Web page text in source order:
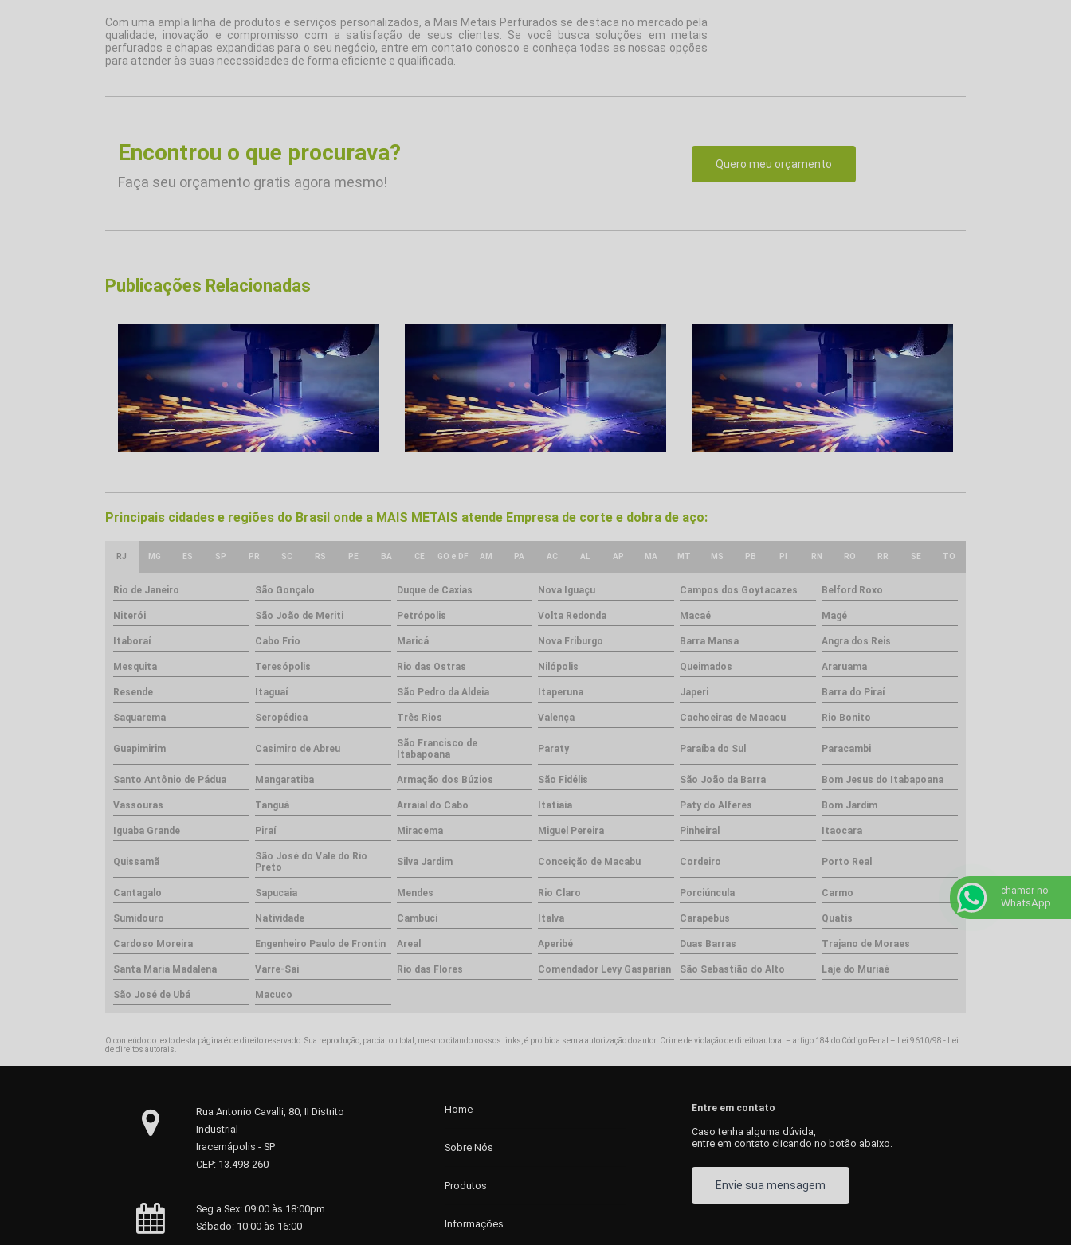
Com uma ampla linha de produtos e serviços personalizados, a Mais Metais Perfurados se destaca no mercado pela
qualidade, inovação e compromisso com a satisfação de seus clientes. Se você busca soluções em metais
perfurados e chapas expandidas para o seu negócio, entre em contato conosco e conheça todas as nossas opções
para atender às suas necessidades de forma eficiente e qualificada.
Encontrou o que procurava?
Faça seu orçamento gratis agora mesmo!
Quero meu orçamento
Publicações Relacionadas
Principais cidades e regiões do Brasil onde a MAIS METAIS atende Empresa de corte e dobra de aço:
RJ MG ES SP PR SC RS PE BA CE GO e DF AM PA AC AL AP MA MT MS PB PI RN RO RR SE TO
Rio de Janeiro São Gonçalo Duque de Caxias Nova Iguaçu Campos dos Goytacazes Belford Roxo
Niterói São João de Meriti Petrópolis Volta Redonda Macaé Magé
Itaboraí Cabo Frio Maricá Nova Friburgo Barra Mansa Angra dos Reis
Mesquita Teresópolis Rio das Ostras Nilópolis Queimados Araruama
Resende Itaguaí São Pedro da Aldeia Itaperuna Japeri Barra do Piraí
Saquarema Seropédica Três Rios Valença Cachoeiras de Macacu Rio Bonito
Guapimirim Casimiro de Abreu
São Francisco de
Itabapoana
Paraty Paraíba do Sul Paracambi
Santo Antônio de Pádua Mangaratiba Armação dos Búzios São Fidélis São João da Barra Bom Jesus do Itabapoana
Vassouras Tanguá Arraial do Cabo Itatiaia Paty do Alferes Bom Jardim
Iguaba Grande Piraí Miracema Miguel Pereira Pinheiral Itaocara
Quissamã
São José do Vale do Rio
Preto
Silva Jardim Conceição de Macabu Cordeiro Porto Real
Cantagalo Sapucaia Mendes Rio Claro Porciúncula Carmo
Sumidouro Natividade Cambuci Italva Carapebus Quatis
Cardoso Moreira Engenheiro Paulo de Frontin Areal Aperibé Duas Barras Trajano de Moraes
Santa Maria Madalena Varre-Sai Rio das Flores Comendador Levy Gasparian São Sebastião do Alto Laje do Muriaé
São José de Ubá Macuco
O conteúdo do texto desta página é de direito reservado. Sua reprodução, parcial ou total, mesmo citando nossos links, é proibida sem a autorização do autor. Crime de violação de direito autoral – artigo 184 do Código Penal –
Lei 9610/98 - Lei
de direitos autorais
Rua Antonio Cavalli, 80, II Distrito
Industrial
Iracemápolis - SP
CEP: 13.498-260
Seg a Sex: 09:00 às 18:00pm
Sábado: 10:00 às 16:00
Home
Sobre Nós
Produtos
Informações
Entre em contato
Caso tenha alguma dúvida,
entre em contato clicando no botão abaixo.
Envie sua mensagem
chamar no
WhatsApp